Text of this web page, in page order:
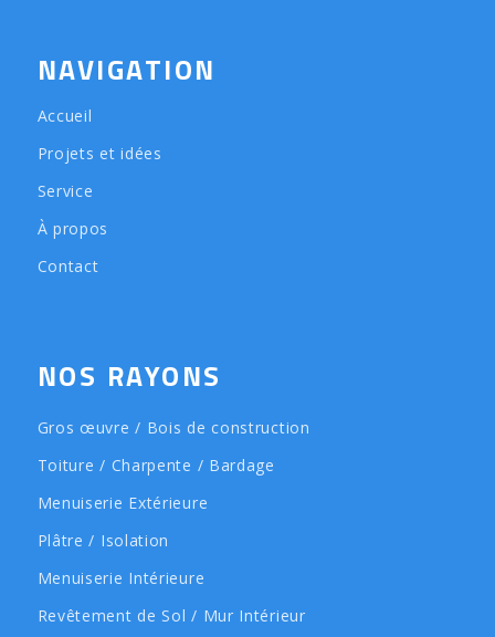
NAVIGATION
Accueil
Projets et idées
Service
À propos
Contact
NOS RAYONS
Gros œuvre / Bois de construction
Toiture / Charpente / Bardage
Menuiserie Extérieure
Plâtre / Isolation
Menuiserie Intérieure
Revêtement de Sol / Mur Intérieur